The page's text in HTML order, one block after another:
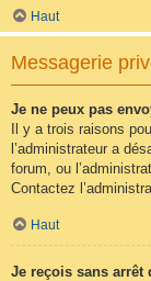
Haut
Messagerie
Je ne peux pas
Il y a trois raisons
l’administrateur a
forum, ou
Contactez
Haut
Je reçois sans arrêt